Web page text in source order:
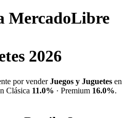
MercadoLibre
2026
por venderJuegos y Juguetes en
Clásica 11.0% · Premium 16.0%.